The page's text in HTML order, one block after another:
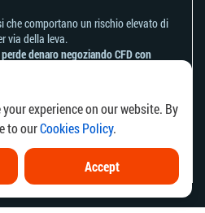
experience on our website. By
to ourCookies Policy.
Accept
che comportano un rischio elevato di
via della leva.
denaro negoziando CFD con
come funzionano i CFD e se puoi
il tuo denaro.
sui rischi.
non sono dirette ai residenti di
la distribuzione o l'uso di tali
o alla regolamentazione locale.